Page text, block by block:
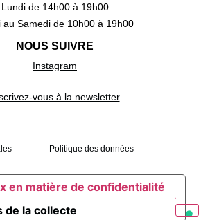
Lundi de 14h00 à 19h00
au Samedi de 10h00 à 19h00
NOUS SUIVRE
Instagram
vous à la newsletter
Politique des données
de la collecte
en matière de confidentialité